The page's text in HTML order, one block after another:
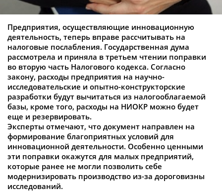
Предприятия, осуществляющие инновационную
деятельность, теперь вправе рассчитывать на
налоговые послабления. Государственная дума
рассмотрела и приняла в третьем чтении поправки
во вторую часть Налогового кодекса. Согласно
закону, расходы предприятия на научно-
исследовательские и опытно-конструкторские
разработки будут вычитаться из налогооблагаемой
базы, кроме того, расходы на НИОКР можно будет
еще и резервировать.
Эксперты отмечают, что документ направлен на
формирование благоприятных условий для
инновационной деятельности. Особенно ценными
эти поправки окажутся для малых предприятий,
которые ранее не могли позволить себе
модернизировать производство из-за дороговизны
исследований.